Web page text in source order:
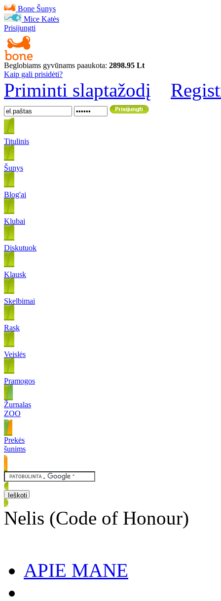
Bone Šunys
Mice Katės
Prisijungti
Beglobiams gyvūnams paaukota: 2898.95 Lt
Kaip gali prisidėti?
Priminti slaptažodį
Titulinis
Šunys
Blog'ai
Klubai
Diskutuok
Klausk
Skelbimai
Rask
Veislės
Pramogos
Žurnalas
ZOO
Prekės
šunims
Nelis (Code of Honour)
APIE MANE